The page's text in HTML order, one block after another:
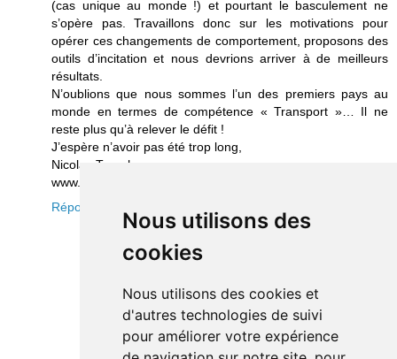
Nous utilisons des
cookies
Nous utilisons des cookies et
d'autres technologies de suivi
pour améliorer votre expérience
(cas unique au monde !) et pourtant le basculement ne
s’opère pas. Travaillons donc sur les motivations pour
opérer ces changements de comportement, proposons des
outils d’incitation et nous devrions arriver à de meilleurs
résultats.
N’oublions que nous sommes l’un des premiers pays au
monde en termes de compétence « Transport »… Il ne
reste plus qu’à relever le défit !
J’espère n’avoir pas été trop long,
Nicolas Tronchon
www.transway.pro
Répondre